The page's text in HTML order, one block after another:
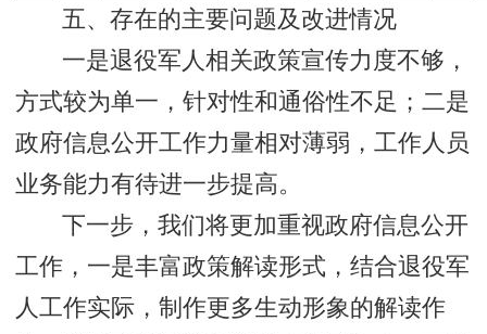
五、存在的主要问题及改进情况
一是退役军人相关政策宣传力度不够，
方式较为单一，针对性和通俗性不足；二是
政府信息公开工作力量相对薄弱，工作人员
业务能力有待进一步提高。
下一步，我们将更加重视政府信息公开
工作，一是丰富政策解读形式，结合退役军
人工作实际，制作更多生动形象的解读作